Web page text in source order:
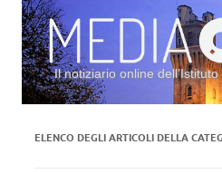
Il notiziario online
ELENCO DEGLI ARTICOLI DELLA